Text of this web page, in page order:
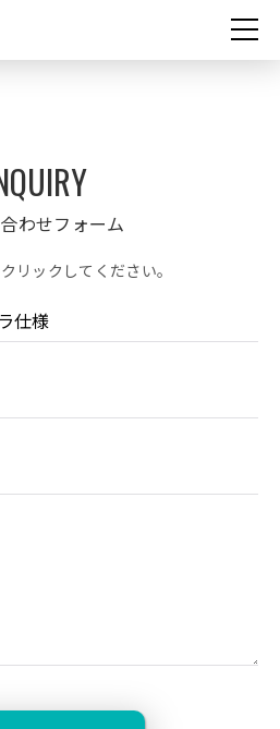
わせフォーム
リックしてください。